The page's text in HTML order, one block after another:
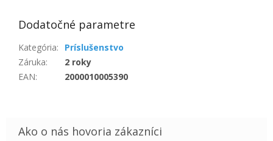
Dodatočné parametre
Kategória:
Príslušenstvo
Záruka:
2 roky
EAN: 2000010005390